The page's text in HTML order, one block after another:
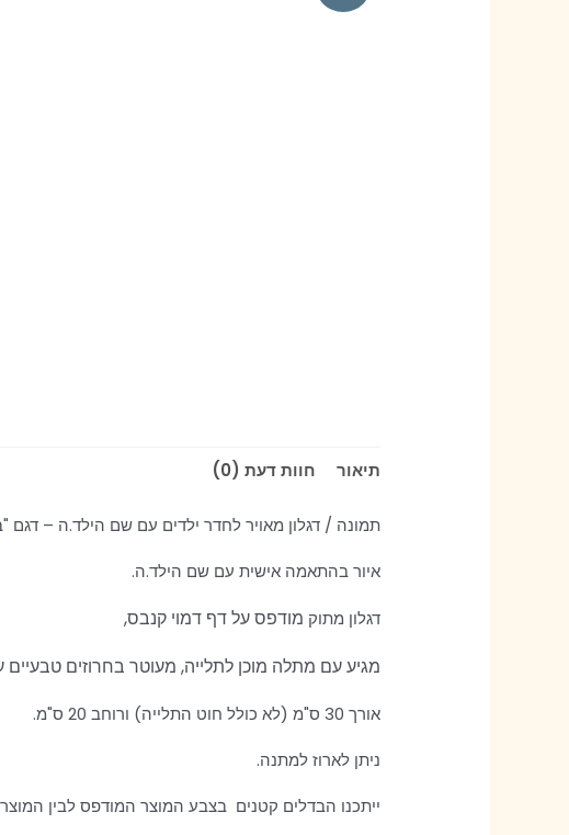
תיאור חוות דעת (0)
תמונה / דגלון מאויר לחדר ילדים עם שם הילד.ה – דגם
איור בהתאמה אישית עם שם הילד.ה.
דגלון מתוק מודפס על דף דמוי קנבס,
מגיע עם מתלה מוכן לתלייה, מעוטר בחרוזים טבעיים
אורך 30 ס"מ (לא כולל חוט התלייה) ורוחב 20 ס"מ.
ניתן לארוז למתנה.
ייתכנו הבדלים קטנים בצבע המוצר המודפס לבין